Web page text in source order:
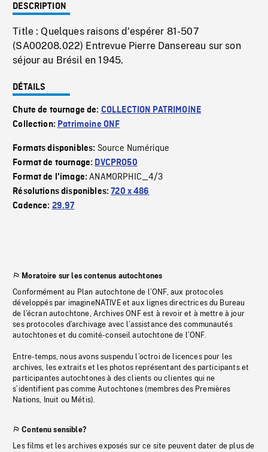
DESCRIPTION
Title : Quelques raisons d'espérer 81-507
(SA00208.022) Entrevue Pierre Dansereau sur son
séjour au Brésil en 1945.
DÉTAILS
Chute de tournage de: COLLECTION PATRIMOINE
Collection: Patrimoine ONF
Formats disponibles: Source Numérique
Format de tournage: DVCPRO50
Format de l'image:ANAMORPHIC_4/3
Résolutions disponibles:720 x 486
Cadence: 29.97
Moratoire sur les contenus autochtones
Conformément au Plan autochtone de l’ONF, aux protocoles
développés par imagineNATIVE et aux lignes directrices du Bureau
de l’écran autochtone, Archives ONF est à revoir et à mettre à jour
ses protocoles d’archivage avec l’assistance des communautés
autochtones et du comité-conseil autochtone de l’ONF.
Entre-temps, nous avons suspendu l’octroi de licences pour les
archives, les extraits et les photos représentant des participants et
participantes autochtones à des clients ou clientes qui ne
s’identifient pas comme Autochtones (membres des Premières
Nations, Inuit ou Métis).
Contenu sensible?
Les films et les archives exposés sur ce site peuvent dater de plus de